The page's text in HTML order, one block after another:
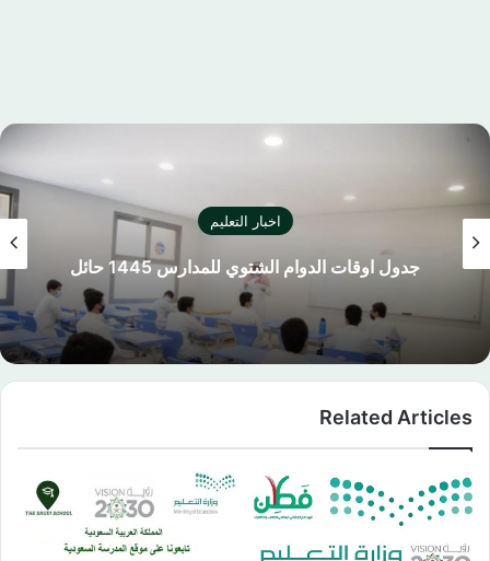
اخبار التعليم
جدول اوقات الدوام الشتوي للمدارس 1445 حائل
Related Articles